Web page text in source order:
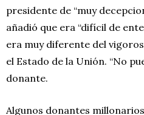
presidente de “muy
añadió que era “difícil de
era muy diferente del
el Estado de la Unión. “No
donante.
Algunos donantes